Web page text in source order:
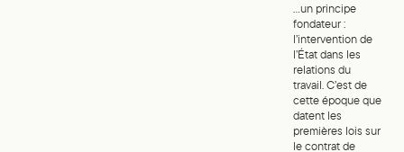
...un principe
fondateur :
l’intervention de
l’État dans les
relations du
travail. C’est de
cette époque que
datent les
premières lois sur
le contrat de